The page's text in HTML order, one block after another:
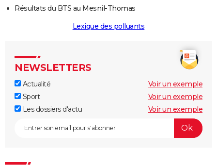
Résultats du BTS au Mesnil-Thomas
Lexique des polluants
NEWSLETTERS
Actualité
Voir un exemple
Sport
Voir un exemple
Les dossiers d'actu
Voir un exemple